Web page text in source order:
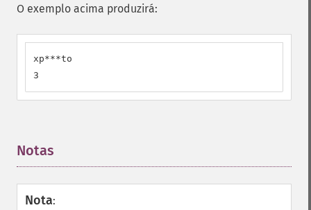
O exemplo acima produzirá:
xp***to
3
Notas
Nota: